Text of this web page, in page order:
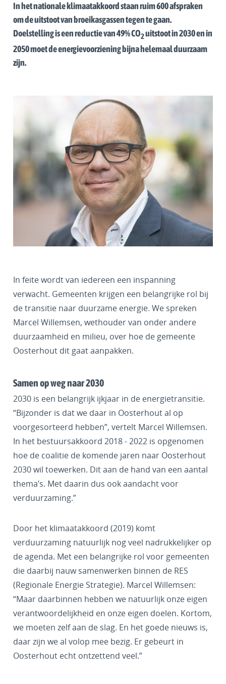
In het nationale klimaatakkoord staan ruim 600 afspraken
om de uitstoot van broeikasgassen tegen te gaan.
Doelstelling is een reductie van 49% CO2uitstoot in 2030 en in
2050 moet de energievoorziening bijna helemaal duurzaam
zijn.
In feite wordt van iedereen een inspanning
verwacht. Gemeenten krijgen een belangrijke rol bij
de transitie naar duurzame energie. We spreken
Marcel Willemsen, wethouder van onder andere
duurzaamheid en milieu, over hoe de gemeente
Oosterhout dit gaat aanpakken.
Samen op weg naar 2030
2030 is een belangrijk ijkjaar in de energietransitie.
“Bijzonder is dat we daar in Oosterhout al op
voorgesorteerd hebben”, vertelt Marcel Willemsen.
In het bestuursakkoord 2018 - 2022 is opgenomen
hoe de coalitie de komende jaren naar Oosterhout
2030 wil toewerken. Dit aan de hand van een aantal
thema’s. Met daarin dus ook aandacht voor
verduurzaming.”
Door het klimaatakkoord (2019) komt
verduurzaming natuurlijk nog veel nadrukkelijker op
de agenda. Met een belangrijke rol voor gemeenten
die daarbij nauw samenwerken binnen de RES
(Regionale Energie Strategie). Marcel Willemsen:
“Maar daarbinnen hebben we natuurlijk onze eigen
verantwoordelijkheid en onze eigen doelen. Kortom,
we moeten zelf aan de slag. En het goede nieuws is,
daar zijn we al volop mee bezig. Er gebeurt in
Oosterhout echt ontzettend veel.”